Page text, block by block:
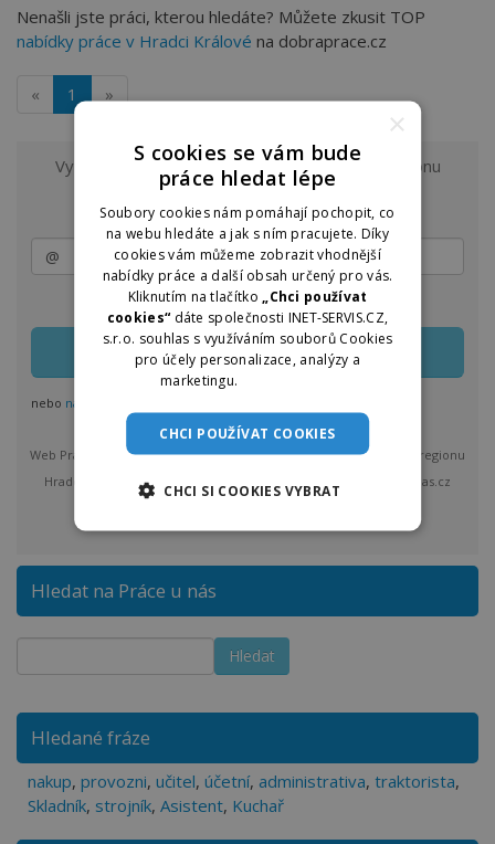
Nenašli jste práci, kterou hledáte? Můžete zkusit TOP
nabídky práce v Hradci Králové na dobraprace.cz
« 1 »
Vyzkoušejte odběr nových nabídek práce z regionu
Hradec Králové a okolí
Zasílání lze kdykoliv upravit nebo jednoduše zrušit
nebo nastavit odběr pro více regionů
Web Práce u nás vám bude max. 1x denně posílat nové nabídky z regionu
Hradec Králové a okolí. Po odeslání bude provozovatel Praceunas.cz
Hledat na Práce u nás
Hledané fráze
nakup, provozni, učitel, účetní, administrativa, traktorista,
Skladník, strojník, Asistent, Kuchař
×
S cookies se vám bude
práce hledat lépe
Soubory cookies nám pomáhají pochopit, co
na webu hledáte a jak s ním pracujete. Díky
cookies vám můžeme zobrazit vhodnější
nabídky práce a další obsah určený pro vás.
Kliknutím na tlačítko„Chci používat
cookies“ dáte společnosti INET-SERVIS.CZ,
s.r.o. souhlas s využíváním souborů Cookies
pro účely personalizace, analýzy a
marketingu.
CHCI POUŽÍVAT COOKIES
CHCI SI COOKIES VYBRAT